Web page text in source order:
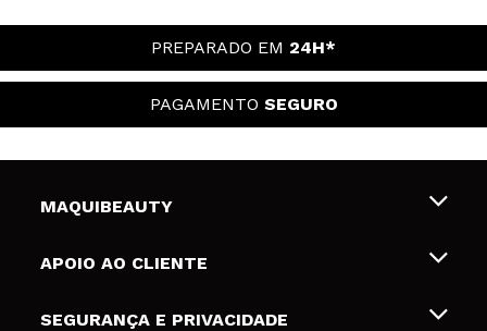
PREPARADO EM 24H*
PAGAMENTO SEGURO
MAQUIBEAUTY
Sobre nós
Gift Cards
APOIO AO CLIENTE
Envios e Devoluções
SEGURANÇA E PRIVACIDADE